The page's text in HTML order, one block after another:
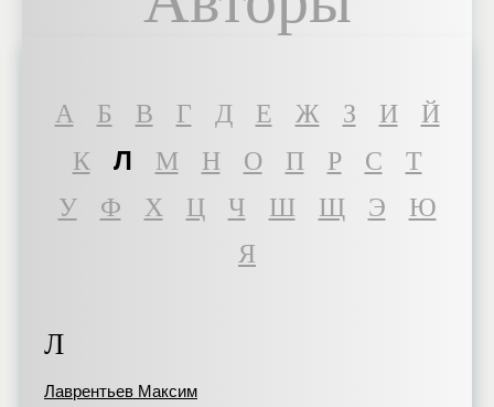
A Б В Г Д Е Ж З И
Й
К
Л М Н О П Р С
Т
У
Ф Х Ц Ч Ш Щ Э
Ю
Я
Л
Лаврентьев Максим